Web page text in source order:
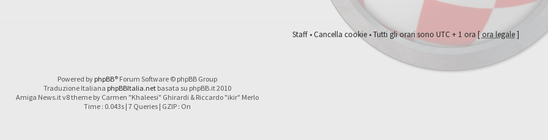
Staff•Cancella cookie• Tutti gli orari sono UTC + 1 ora [ora legale]
Powered by phpBB® Forum Software © phpBB Group
Traduzione Italiana phpBBItalia.netbasata su phpBB.it 2010
Amiga News.it v8 theme by Carmen "Khaleesi" Ghirardi & Riccardo "ikir" Merlo
Time : 0.043s | 7 Queries | GZIP : On